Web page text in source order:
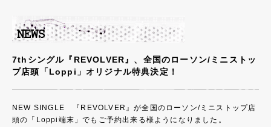
LIVE
NEWS
PROFILE
DISCOGRAPHY
GOODS
7thシングル『REVOLVER』、全国のローソン/ミニストッ
プ店頭「Loppi」オリジナル特典決定！
NEW SINGLE 『REVOLVER』が全国のローソン/ミニストップ店
頭の「Loppi端末」でもご予約出来る様ようになりました。